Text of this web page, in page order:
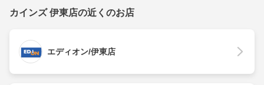
カインズ 伊東店の近くのお店
エディオン/伊東店